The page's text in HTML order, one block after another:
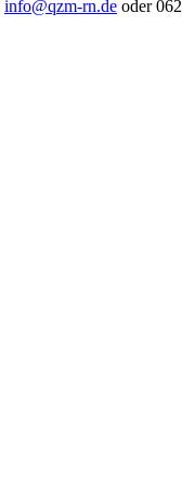
info@qzm-rn.de oder